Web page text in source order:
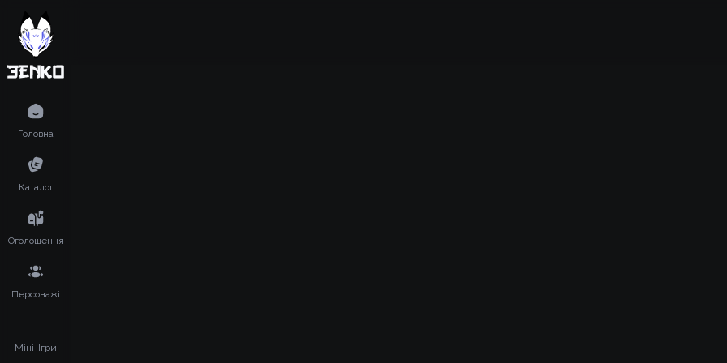
Головна
Каталог
Оголошення
Персонажі
Міні-Ігри